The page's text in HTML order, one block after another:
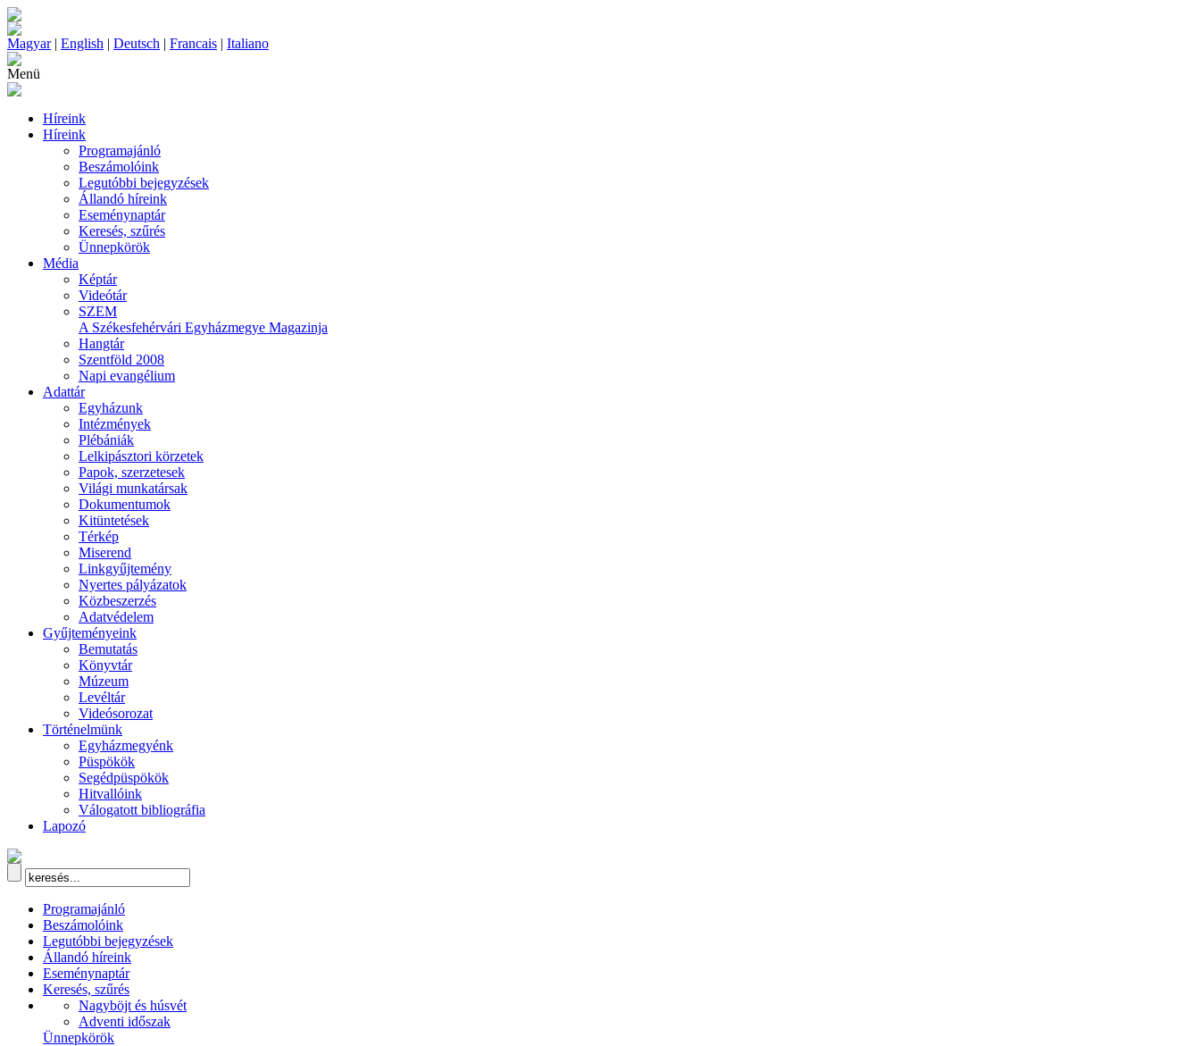
Magyar| English | Deutsch | Francais | Italiano
Menü
Híreink
Híreink
Programajánló
Beszámolóink
Legutóbbi bejegyzések
Állandó híreink
Eseménynaptár
Keresés, szűrés
Ünnepkörök
Média
Képtár
Videótár
SZEM
A Székesfehérvári Egyházmegye Magazinja
Hangtár
Szentföld 2008
Napi evangélium
Adattár
Egyházunk
Intézmények
Plébániák
Lelkipásztori körzetek
Papok, szerzetesek
Világi munkatársak
Dokumentumok
Kitüntetések
Térkép
Miserend
Linkgyűjtemény
Nyertes pályázatok
Közbeszerzés
Adatvédelem
Gyűjteményeink
Bemutatás
Könyvtár
Múzeum
Levéltár
Videósorozat
Történelmünk
Egyházmegyénk
Püspökök
Segédpüspökök
Hitvallóink
Válogatott bibliográfia
Lapozó
Programajánló
Beszámolóink
Legutóbbi bejegyzések
Állandó híreink
Eseménynaptár
Keresés, szűrés
Nagyböjt és húsvét
Adventi időszak
Ünnepkörök